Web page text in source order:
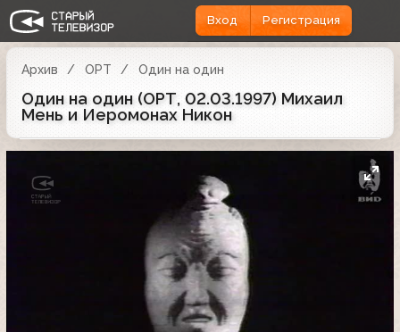
Вход Регистрация
Архив ОРТ Один на один
Один на один (ОРТ, 02.03.1997) Михаил
Мень и Иеромонах Никон